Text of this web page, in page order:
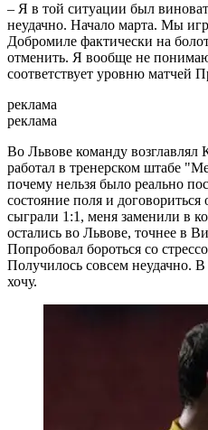
– Я в той ситуации был
неудачно. Начало марта. Мы
Добромиле фактически на
отменить. Я вообще не
соответствует уровню матчей
реклама
реклама
Во Львове команду возглавлял
работал в тренерском штабе
почему нельзя было реально
состояние поля и
сыграли 1:1, меня заменили в
остались во Львове, точнее в
Попробовал бороться со
Получилось совсем неудачно.
хочу.